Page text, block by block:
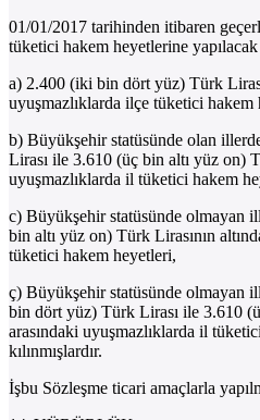
01/01/2017 tarihinden itibaren
tüketici hakem heyetlerine
a) 2.400 (iki bin dört yüz) Türk
uyuşmazlıklarda ilçe tüketici hakem
b) Büyükşehir statüsünde olan
Lirası ile 3.610 (üç bin altı yüz on)
uyuşmazlıklarda il tüketici hakem
c) Büyükşehir statüsünde olmayan
bin altı yüz on) Türk Lirasının
tüketici hakem heyetleri,
ç) Büyükşehir statüsünde olmayan
bin dört yüz) Türk Lirası ile 3.610
arasındaki uyuşmazlıklarda il
kılınmışlardır.
İşbu Sözleşme ticari amaçlarla